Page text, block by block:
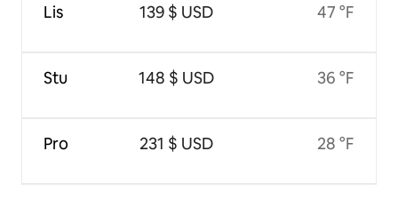
Lis
Stu
Pro
139 $ USD
148 $ USD
231 $ USD
47 °F
36 °F
28 °F